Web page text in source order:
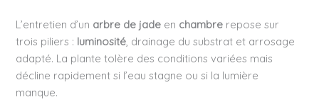
L’entretien d’un arbre de jade en chambre repose sur
trois piliers : luminosité, drainage du substrat et arrosage
adapté. La plante tolère des conditions variées mais
décline rapidement si l’eau stagne ou si la lumière
manque.